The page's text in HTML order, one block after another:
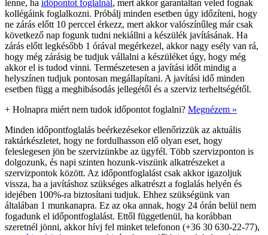
lenne, ha időpontot foglalnál, mert akkor garantáltan veled fognak
kollégáink foglalkozni. Próbálj minden esetben úgy időzíteni, hogy
ne zárás előtt 10 perccel érkezz, mert akkor valószínűleg már csak
következő nap fogunk tudni nekiállni a készülék javításának. Ha
zárás előtt legkésőbb 1 órával megérkezel, akkor nagy esély van rá,
hogy még zárásig be tudjuk vállalni a készüléket úgy, hogy még
akkor el is tudod vinni. Természetesen a javítási időt mindig a
helyszínen tudjuk pontosan megállapítani. A javítási idő minden
esetben függ a meghibásodás jellegétől és a szerviz terheltségétől.
+ Holnapra miért nem tudok időpontot foglalni? Megnézem »
Minden időpontfoglalás beérkezésekor ellenőrizzük az aktuális
raktárkészletet, hogy ne fordulhasson elő olyan eset, hogy
feleslegesen jön be szervizünkbe az ügyfél. Több szervizponton is
dolgozunk, és napi szinten hozunk-viszünk alkatrészeket a
szervizpontok között. Az időpontfoglalást csak akkor igazoljuk
vissza, ha a javításhoz szükséges alkatrészt a foglalás helyén és
idejében 100%-ra biztosítani tudjuk. Ehhez szükségünk van
általában 1 munkanapra. Ez az oka annak, hogy 24 órán belül nem
fogadunk el időpontfoglalást. Ettől függetlenül, ha korábban
szeretnél jönni, akkor hívj fel minket telefonon (+36 30 630-22-77),